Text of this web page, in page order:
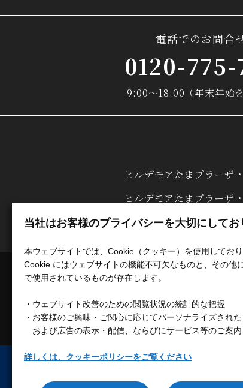
当社はお客様のプライバシーを大切にしてお
本ウェブサイトでは、Cookie（クッキー）を使用しており
Cookie にはウェブサイトの機能不可欠なものと、その他
で使用されているものが存在します。
・ウェブサイト改善のための閲覧状況の統計的な把握
・お客様のご興味・ご関心に応じてパーソナライズされ
および広告の表示・配信、ならびにサービス等のご案内
詳しくは、クッキーポリシーをご覧ください
電話でのお問合
0120-775-
9:00～18:00（年末年始を
ヒルデモアたまプラーザ
ヒルデモアたまプラーザ
ヒルデモアたまプラーザ
会社概要 採用情報